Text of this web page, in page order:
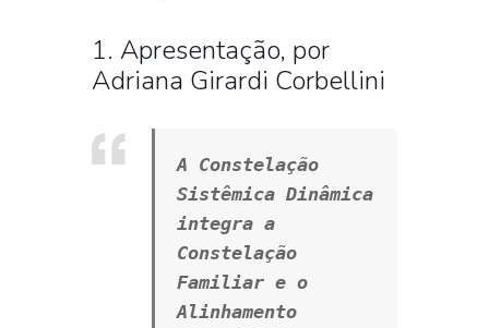
1. Apresentação, por
Adriana Girardi Corbellini
A Constelação
Sistêmica Dinâmica
integra a
Constelação
Familiar e o
Alinhamento